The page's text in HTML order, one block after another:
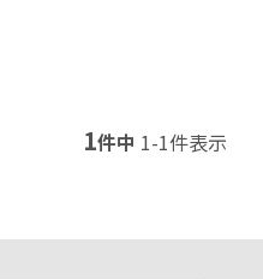
1件中 1-1件表示